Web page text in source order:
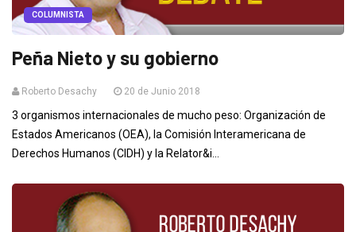
COLUMNISTA
Peña Nieto y su gobierno
Roberto Desachy 20 de Junio 2018
3 organismos internacionales de mucho peso: Organización de
Estados Americanos (OEA), la Comisión Interamericana de
Derechos Humanos (CIDH) y la Relator&i...